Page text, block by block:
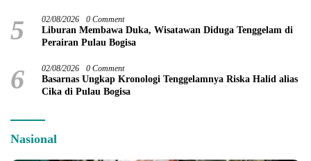
5 02/08/2026 0 Comment
Liburan Membawa Duka, Wisatawan Diduga Tenggelam di
Perairan Pulau Bogisa
6 02/08/2026 0 Comment
Basarnas Ungkap Kronologi Tenggelamnya Riska Halid alias
Cika di Pulau Bogisa
Nasional